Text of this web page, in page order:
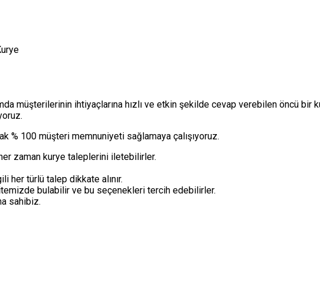
müşterilerinin ihtiyaçlarına hızlı ve etkin şekilde cevap verebilen öncü bir
% 100 müşteri memnuniyeti sağlamaya çalışıyoruz.
zaman kurye taleplerini iletebilirler.
her türlü talep dikkate alınır.
bulabilir ve bu seçenekleri tercih edebilirler.
sahibiz.